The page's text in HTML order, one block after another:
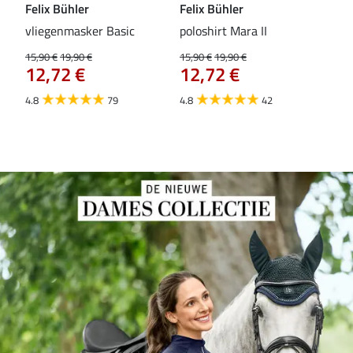
Felix Bühler
vliegenmasker Basic
15,90 €19,90 €
12,72 €
4.8 79
Felix Bühler
poloshirt Mara II
15,90 €19,90 €
12,72 €
4.8 42